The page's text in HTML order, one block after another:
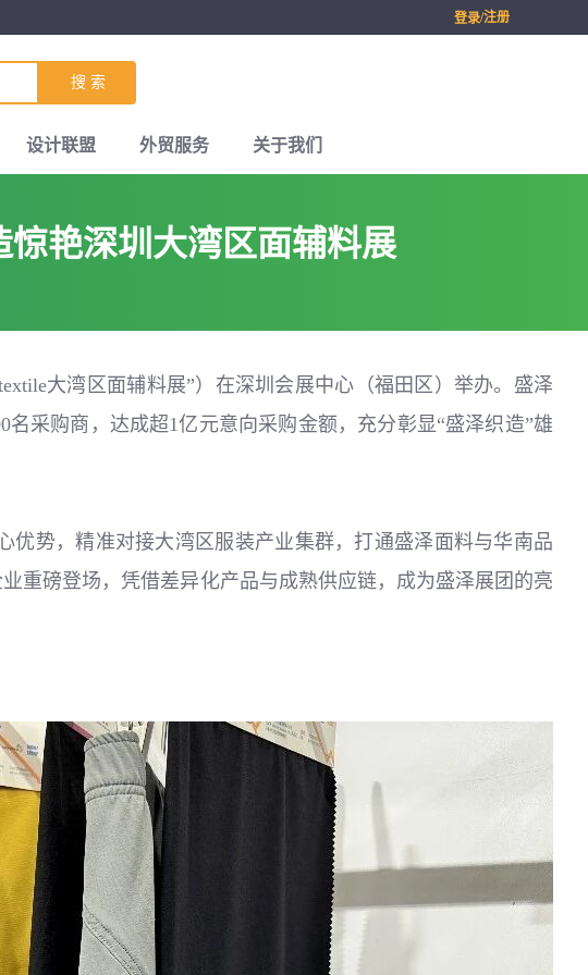
登录/注册
搜 索
设计联盟 外贸服务 关于我们
艳深圳大湾区面辅料展
大湾区面辅料展”）在深圳会展中心（福田区）举办。盛泽
采购商，达成超1亿元意向采购金额，充分彰显“盛泽织造”雄
势，精准对接大湾区服装产业集群，打通盛泽面料与华南品
重磅登场，凭借差异化产品与成熟供应链，成为盛泽展团的亮